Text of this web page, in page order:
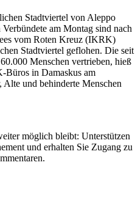
Stadtviertel von Aleppo
am Montag sind nach
vom Roten Kreuz (IKRK)
Stadtviertel geflohen. Die seit
Menschen vertrieben, hieß
Büros in Damaskus am
und behinderte Menschen
möglich bleibt: Unterstützen
und erhalten Sie Zugang zu